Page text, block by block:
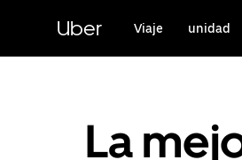
contenido
principal
Uber Viaje unidad
La